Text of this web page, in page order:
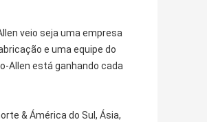
veio seja uma empresa
e uma equipe do
Allen está ganhando cada
& Ámérica do Sul, Ásia,